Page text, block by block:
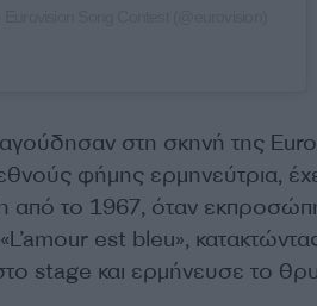
στη σκηνή της
φήμης ερμηνεύτρια,
από το 1967, όταν
est bleu»,
stage και ερμήνευσε το